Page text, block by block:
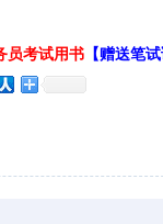
员考试用书 【赠送笔